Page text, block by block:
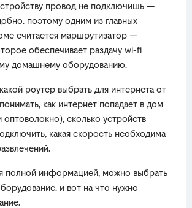
провод не подключишь —
поэтому одним из главных
считается маршрутизатор —
обеспечивает раздачу wi-fi
домашнему оборудованию.
роутер выбрать для интернета от
как интернет попадает в дом
оптоволокно), сколько устройств
какая скорость необходима
полной информацией, можно выбрать
и вот на что нужно